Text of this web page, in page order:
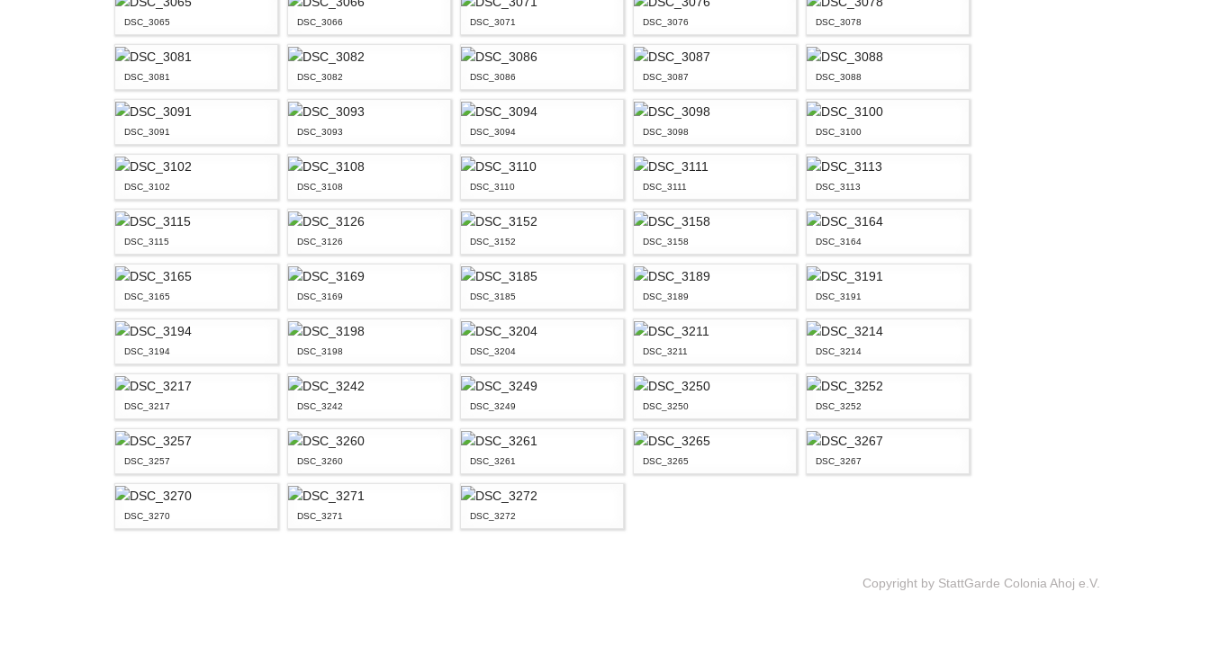
DSC_3065 DSC_3066 DSC_3071 DSC_3076 DSC_3078
DSC_3081 DSC_3082 DSC_3086 DSC_3087 DSC_3088
DSC_3091 DSC_3093 DSC_3094 DSC_3098 DSC_3100
DSC_3102 DSC_3108 DSC_3110 DSC_3111 DSC_3113
DSC_3115 DSC_3126 DSC_3152 DSC_3158 DSC_3164
DSC_3165 DSC_3169 DSC_3185 DSC_3189 DSC_3191
DSC_3194 DSC_3198 DSC_3204 DSC_3211 DSC_3214
DSC_3217 DSC_3242 DSC_3249 DSC_3250 DSC_3252
DSC_3257 DSC_3260 DSC_3261 DSC_3265 DSC_3267
DSC_3270 DSC_3271 DSC_3272
Copyright by StattGarde Colonia Ahoj e.V.